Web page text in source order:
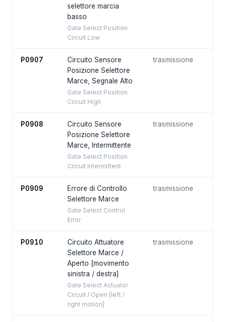
selettore marcia
basso
Gate Select Position
Circuit Low
P0907
Circuito Sensore
Posizione Selettore
Marce, Segnale Alto
Gate Select Position
Circuit High
trasmissione
P0908
Circuito Sensore
Posizione Selettore
Marce, Intermittente
Gate Select Position
Circuit Intermittent
trasmissione
P0909
Errore di Controllo
Selettore Marce
Gate Select Control
Error
trasmissione
P0910
Circuito Attuatore
Selettore Marce /
Aperto [movimento
sinistra / destra]
Gate Select Actuator
Circuit / Open [left /
right motion]
trasmissione